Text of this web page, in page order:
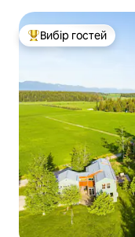
Топ вибір гостей
Вибір гостей